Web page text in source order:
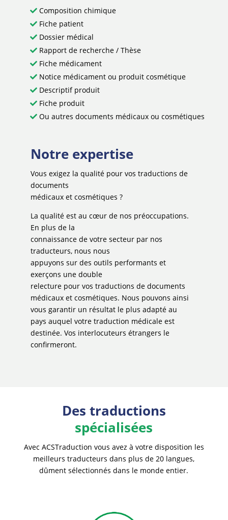
Composition chimique
Fiche patient
Dossier médical
Rapport de recherche / Thèse
Fiche médicament
Notice médicament ou produit cosmétique
Descriptif produit
Fiche produit
Ou autres documents médicaux ou cosmétiques
Notre expertise
Vous exigez la qualité pour vos traductions de
documents
médicaux et cosmétiques ?
La qualité est au cœur de nos préoccupations.
En plus de la
connaissance de votre secteur par nos
traducteurs, nous nous
appuyons sur des outils performants et
exerçons une double
relecture pour vos traductions de documents
médicaux et cosmétiques. Nous pouvons ainsi
vous garantir un résultat le plus adapté au
pays auquel votre traduction médicale est
destinée. Vos interlocuteurs étrangers le
confirmeront.
Des traductions
spécialisées
Avec ACSTraduction vous avez à votre disposition les
meilleurs traducteurs dans plus de 20 langues,
dûment sélectionnés dans le monde entier.